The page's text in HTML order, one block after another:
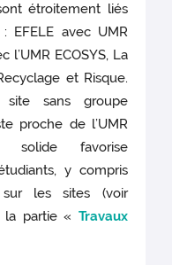
étroitement liés
EFELE avec UMR
l’UMR ECOSYS, La
et Risque.
site sans groupe
proche de l’UMR
solide favorise
y compris
sur les sites (voir
la partie « Travaux